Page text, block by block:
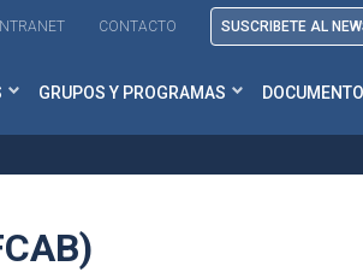
INTRANET CONTACTO SUSCRIBETE AL
GRUPOS Y PROGRAMAS